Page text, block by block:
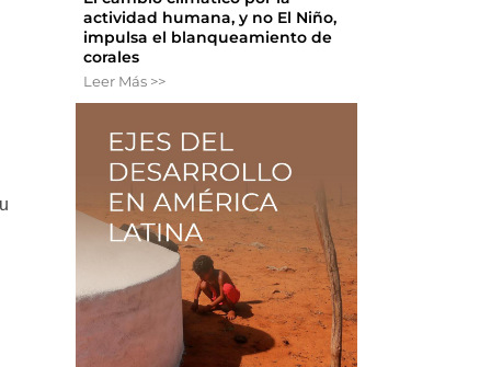
actividad humana, y no El Niño,
impulsa el blanqueamiento de
corales
Leer Más >>